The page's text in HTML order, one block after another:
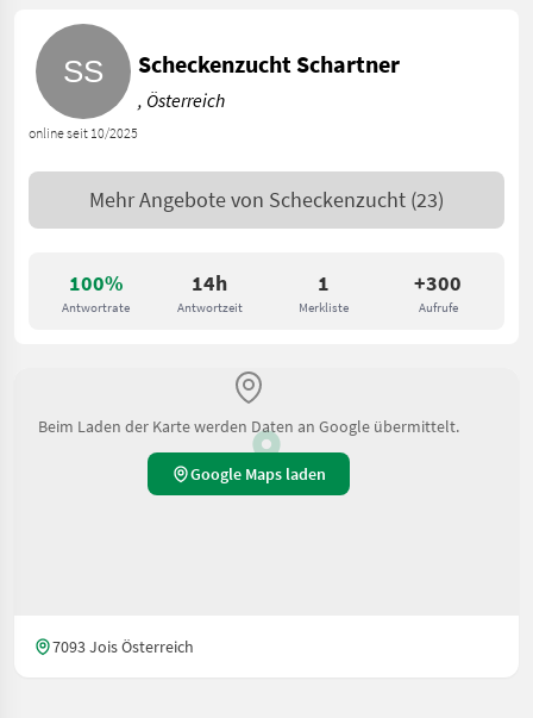
100%
Antwortrate
14h
Antwortzeit
1
Merkliste
+300
Aufrufe
online seit 10/2025
Scheckenzucht Schartner
, Österreich
Mehr Angebote von Scheckenzucht (23)
Beim Laden der Karte werden Daten an Google übermittelt.
Google Maps laden
7093 Jois Österreich